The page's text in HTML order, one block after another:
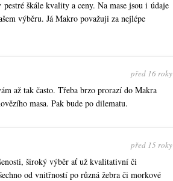
škále kvality a ceny. Na mase jsou i údaje
výběru. Já Makro považuji za nejlépe
před 16 roky
až tak často. Třeba brzo prorazí do Makra
masa. Pak bude po dilematu.
před 15 roky
široký výběr ať už kvalitativní či
od vnitřností po různá žebra či morkové